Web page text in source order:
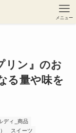
メニュー
リン』のお
る量や味を
ディ_商品
スイーツ